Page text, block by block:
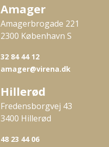
Amager
Amagerbrogade 221
2300 København S
32 84 44 12
amager@virena.dk
Hillerød
Fredensborgvej 43
3400 Hillerød
48 23 44 06